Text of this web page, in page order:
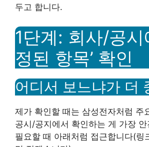
두고 합니다.
1단계: 회사/공시
정된 항목’ 확인
어디서 보느냐가 더
제가 확인할 때는 삼성전자처럼 주
공시/공지에서 확인하는 게 가장 안
필요할 때 아래처럼 접근합니다(링